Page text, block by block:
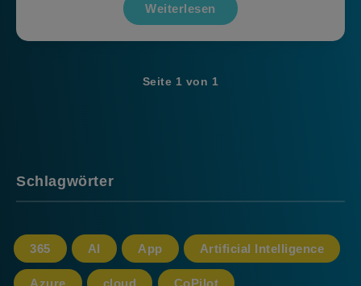
Weiterlesen
Seite 1 von 1
Schlagwörter
365 AI App Artificial Intelligence
Azure cloud CoPilot